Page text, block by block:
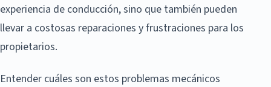
experiencia de conducción, sino que también pueden
llevar a costosas reparaciones y frustraciones para los
propietarios.
Entender cuáles son estos problemas mecánicos